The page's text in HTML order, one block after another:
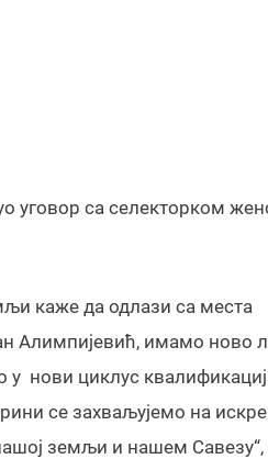
уговор са селекторком
каже да одлази са места
Алимпијевић, имамо ново
у нови циклус
се захваљујемо на
земљи и нашем